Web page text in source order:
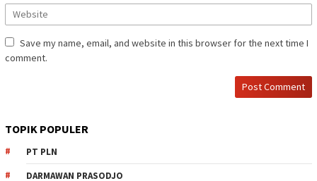
Save my name, email, and website in this browser for the next time I
comment.
TOPIK POPULER
PT PLN
DARMAWAN PRASODJO